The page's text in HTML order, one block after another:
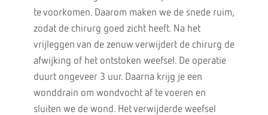
te voorkomen. Daarom maken we de snede ruim,
zodat de chirurg goed zicht heeft. Na het
vrijleggen van de zenuw verwijdert de chirurg de
afwijking of het ontstoken weefsel. De operatie
duurt ongeveer 3 uur. Daarna krijg je een
wonddrain om wondvocht af te voeren en
sluiten we de wond. Het verwijderde weefsel